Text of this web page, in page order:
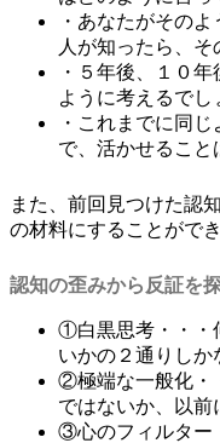
・あなたがその
人が知ったら、
・５年後、１０
ように考えるでし
・これまでに同
で、活かせるこ
また、前回見つけた認
の材料にすることができ
認知の歪みから反証を
①白黒思考・・・
いかの２通りしか
②極端な一般化・
ではないか、以
③心のフィルター